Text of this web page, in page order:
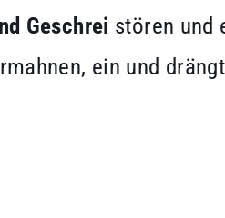
Geschrei stören und
ein und